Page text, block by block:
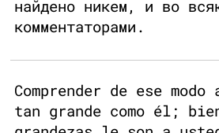
найдено никем, и во
комментаторами.
Comprender de ese
tan grande como él;